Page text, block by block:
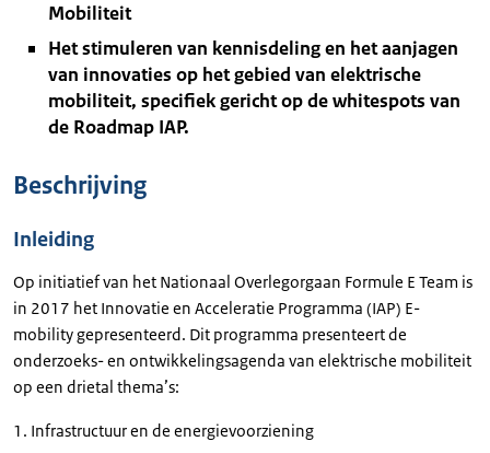
Mobiliteit
Het stimuleren van kennisdeling en het aanjagen
van innovaties op het gebied van elektrische
mobiliteit, specifiek gericht op de whitespots van
de Roadmap IAP.
Beschrijving
Inleiding
Op initiatief van het Nationaal Overlegorgaan Formule E Team is
in 2017 het Innovatie en Acceleratie Programma (IAP) E-
mobility gepresenteerd. Dit programma presenteert de
onderzoeks- en ontwikkelingsagenda van elektrische mobiliteit
op een drietal thema’s:
1. Infrastructuur en de energievoorziening